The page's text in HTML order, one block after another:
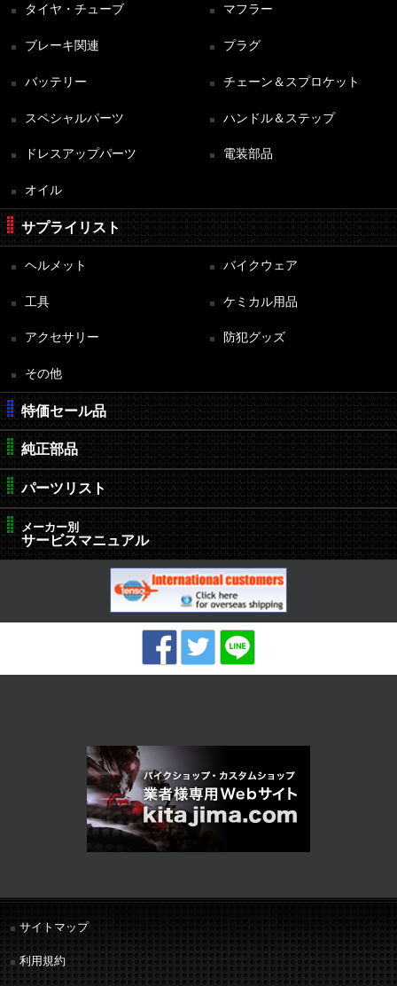
タイヤ・チューブ マフラー
ブレーキ関連 プラグ
バッテリー チェーン＆スプロケット
スペシャルパーツ ハンドル＆ステップ
ドレスアップパーツ 電装部品
オイル
サプライリスト
ヘルメット バイクウェア
工具 ケミカル用品
アクセサリー 防犯グッズ
その他
特価セール品
純正部品
パーツリスト
メーカー別
サービスマニュアル
サイトマップ
利用規約